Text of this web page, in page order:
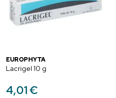
EUROPHYTA
Lacrigel 10 g
4,01€